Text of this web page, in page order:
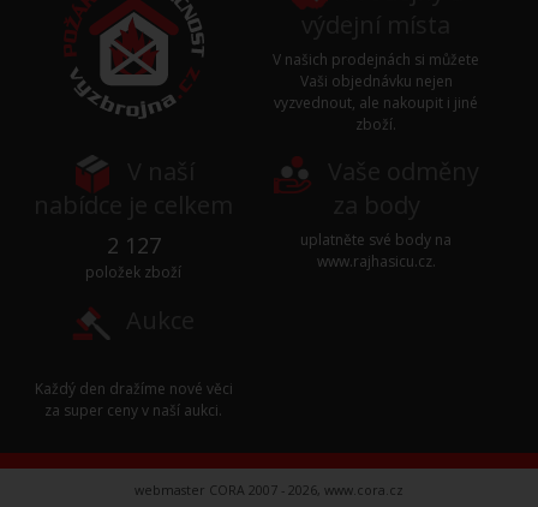
V našich prodejnách si můžete
Vaši objednávku nejen
vyzvednout, ale nakoupit i jiné
zboží.
2 127
položek zboží
uplatněte své body na
www.rajhasicu.cz.
Každý den dražíme nové věci
za super ceny v naší aukci.
webmaster CORA 2007 - 2026, www.cora.cz